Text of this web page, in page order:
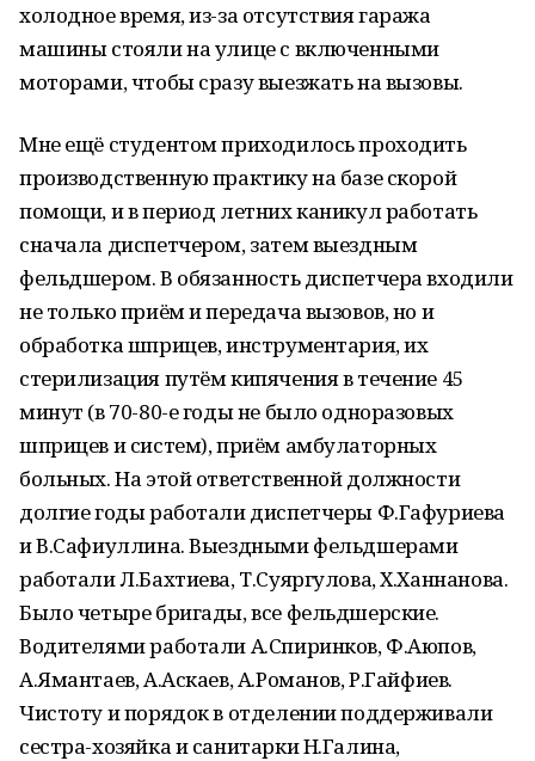
холодное время, из-за отсутствия гаража
машины стояли на улице с включенными
моторами, чтобы сразу выезжать на вызовы.
Мне ещё студентом приходилось проходить
производственную практику на базе скорой
помощи, и в период летних каникул работать
сначала диспетчером, затем выездным
фельдшером. В обязанность диспетчера входили
не только приём и передача вызовов, но и
обработка шприцев, инструментария, их
стерилизация путём кипячения в течение 45
минут (в 70-80-е годы не было одноразовых
шприцев и систем), приём амбулаторных
больных. На этой ответственной должности
долгие годы работали диспетчеры Ф.Гафуриева
и В.Сафиуллина. Выездными фельдшерами
работали Л.Бахтиева, Т.Суяргулова, Х.Ханнанова.
Было четыре бригады, все фельдшерские.
Водителями работали А.Спиринков, Ф.Аюпов,
А.Ямантаев, А.Аскаев, А.Романов, Р.Гайфиев.
Чистоту и порядок в отделении поддерживали
сестра-хозяйка и санитарки Н.Галина,